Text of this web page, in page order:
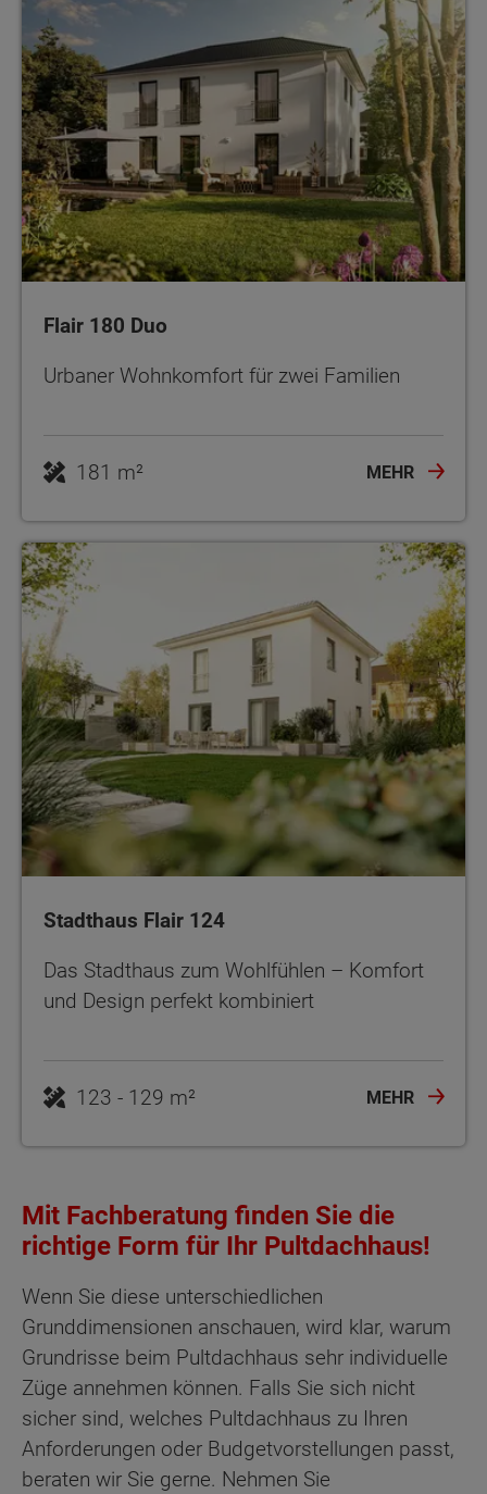
Flair 180 Duo
Urbaner Wohnkomfort für zwei Familien
181 m² MEHR
Stadthaus Flair 124
Das Stadthaus zum Wohlfühlen – Komfort
und Design perfekt kombiniert
123 - 129 m² MEHR
Mit Fachberatung finden Sie die
richtige Form für Ihr Pultdachhaus!
Wenn Sie diese unterschiedlichen
Grunddimensionen anschauen, wird klar, warum
Grundrisse beim Pultdachhaus sehr individuelle
Züge annehmen können. Falls Sie sich nicht
sicher sind, welches Pultdachhaus zu Ihren
Anforderungen oder Budgetvorstellungen passt,
beraten wir Sie gerne. Nehmen Sie